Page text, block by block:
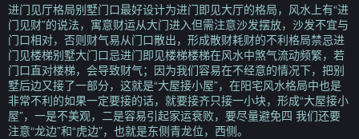
进门见厅格局别墅门口最好设计为进门即见大厅的格局，风水上有“进
门见财”的说法，寓意财运从大门进入但需注意沙发摆放，沙发不宜与
门口相对，否则财气易从门口散出，形成散财耗财的不利格局禁忌进
门见楼梯别墅大门口忌进门即见楼梯楼梯在风水中煞气流动频繁，若
门口直对楼梯，会导致财气；因为我们容易在不经意的情况下，把别
墅后边又接了一部分，这就是“大屋接小屋”，在阳宅风水格局中也是
非常不利的如果一定要接的话，就要接齐只接一小块，形成“大屋接小
屋”，一是不美观，二是容易引起家运衰败，要尽量避免四 我们还要
注意“龙边”和“虎边”，也就是东侧青龙位，西侧。